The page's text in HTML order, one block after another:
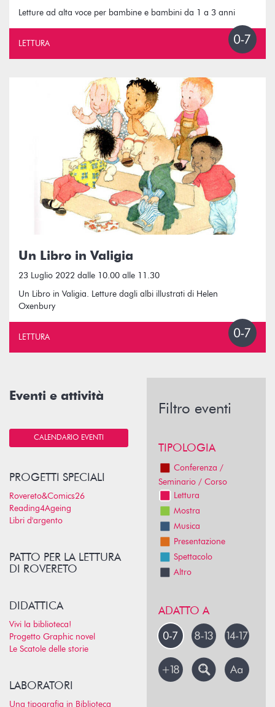
Letture ad alta voce per bambine e bambini da 1 a 3 anni
LETTURA
Un Libro in Valigia
23 Luglio 2022 dalle 10.00 alle 11.30
Un Libro in Valigia. Letture dagli albi illustrati di Helen
Oxenbury
LETTURA
Eventi e attività
CALENDARIO EVENTI
PROGETTI SPECIALI
Rovereto&Comics26
Reading4Ageing
Libri d'argento
PATTO PER LA LETTURA
DI ROVERETO
DIDATTICA
Vivi la biblioteca!
Progetto Graphic novel
Le Scatole delle storie
LABORATORI
Una tipografia in Biblioteca
Filtro eventi
TIPOLOGIA
Conferenza /
Seminario / Corso
Lettura
Mostra
Musica
Presentazione
Spettacolo
Altro
ADATTO A